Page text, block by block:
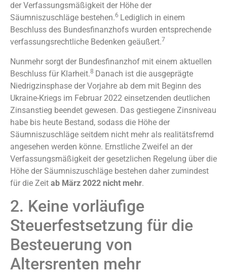
der Verfassungsmäßigkeit der Höhe der
Säumniszuschläge bestehen.6 Lediglich in einem
Beschluss des Bundesfinanzhofs wurden entsprechende
verfassungsrechtliche Bedenken geäußert.7
Nunmehr sorgt der Bundesfinanzhof mit einem aktuellen
Beschluss für Klarheit.8 Danach ist die ausgeprägte
Niedrigzinsphase der Vorjahre ab dem mit Beginn des
Ukraine-Kriegs im Februar 2022 einsetzenden deutlichen
Zinsanstieg beendet gewesen. Das gestiegene Zinsniveau
habe bis heute Bestand, sodass die Höhe der
Säumniszuschläge seitdem nicht mehr als realitätsfremd
angesehen werden könne. Ernstliche Zweifel an der
Verfassungsmäßigkeit der gesetzlichen Regelung über die
Höhe der Säumniszuschläge bestehen daher zumindest
für die Zeit ab März 2022 nicht mehr.
2. Keine vorläufige
Steuerfestsetzung für die
Besteuerung von
Altersrenten mehr